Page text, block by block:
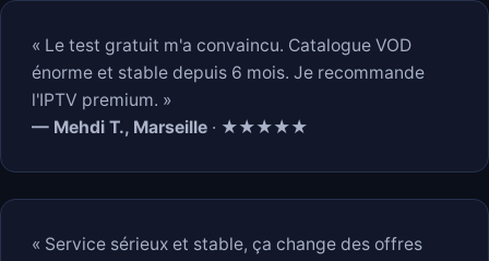
« Le test gratuit m'a convaincu. Catalogue VOD
énorme et stable depuis 6 mois. Je recommande
l'IPTV premium. »
— Mehdi T., Marseille · ★★★★★
« Service sérieux et stable, ça change des offres